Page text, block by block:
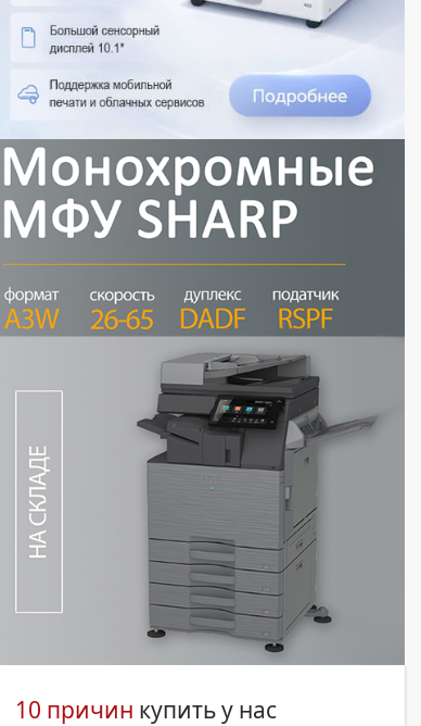
10 причин купить у нас